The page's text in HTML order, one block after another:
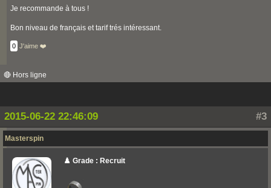
Je recommande à tous !
Bon niveau de français et tarif trés intéressant.
0 J'aime ❤️
🔴 Hors ligne
#3
2015-06-22 22:46:09
Masterspin
♟️ Grade : Recruit